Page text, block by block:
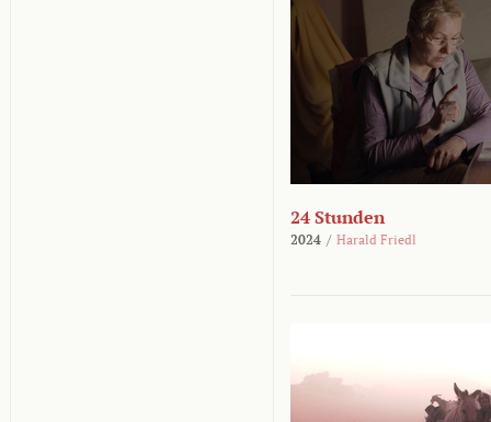
24 Stunden
2024 / Harald Friedl